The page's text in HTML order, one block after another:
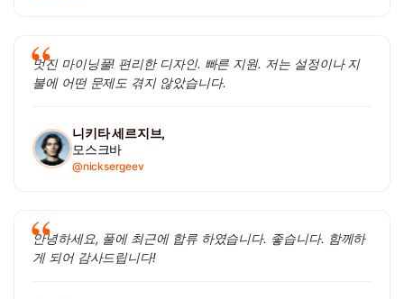
멋진 마이닝풀! 편리한 디자인. 빠른 지원. 저는 설정이나 지
불에 어떤 문제도 겪지 않았습니다.
니키타 세르지브,
모스크바
@nicksergeev
안녕하세요, 풀에 최근에 합류 하였습니다. 좋습니다. 함께하
게 되어 감사드립니다!